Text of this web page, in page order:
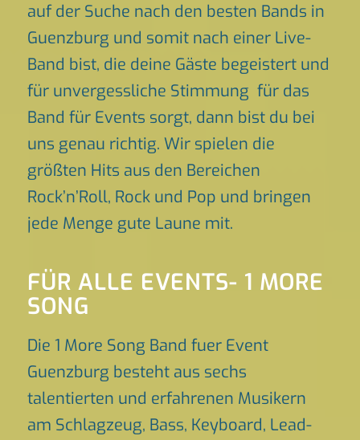
auf der Suche nach den besten Bands in
Guenzburg und somit nach einer Live-
Band bist, die deine Gäste begeistert und
für unvergessliche Stimmung für das
Band für Events sorgt, dann bist du bei
uns genau richtig. Wir spielen die
größten Hits aus den Bereichen
Rock’n’Roll, Rock und Pop und bringen
jede Menge gute Laune mit.
FÜR ALLE EVENTS- 1 MORE
SONG
Die 1 More Song Band fuer Event
Guenzburg besteht aus sechs
talentierten und erfahrenen Musikern
am Schlagzeug, Bass, Keyboard, Lead-